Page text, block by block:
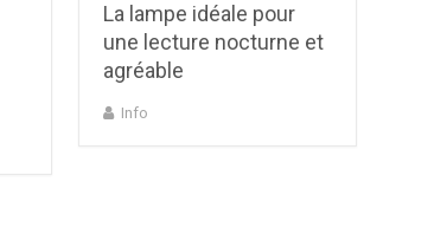
La lampe idéale pour
une lecture nocturne et
agréable
Info